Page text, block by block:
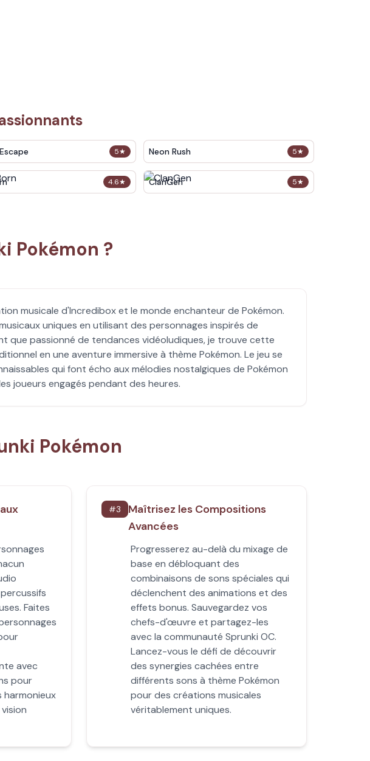
5★ 5★
Neon Rush
4.6★ 5★
ClanGen
Pokémon ?
musicale d'Incredibox et le monde enchanteur de Pokémon.
uniques en utilisant des personnages inspirés de
que passionné de tendances vidéoludiques, je trouve cette
en une aventure immersive à thème Pokémon. Le jeu se
qui font écho aux mélodies nostalgiques de Pokémon
joueurs engagés pendant des heures.
Pokémon
Faites
avec
pour
harmonieux
#3
Maîtrisez les Compositions
Avancées
Progresserez au-delà du mixage de
base en débloquant des
combinaisons de sons spéciales qui
déclenchent des animations et des
effets bonus. Sauvegardez vos
chefs-d'œuvre et partagez-les
avec la communauté Sprunki OC.
Lancez-vous le défi de découvrir
des synergies cachées entre
différents sons à thème Pokémon
pour des créations musicales
véritablement uniques.